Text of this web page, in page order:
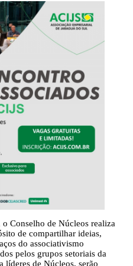
Conselho de Núcleos realiza
de compartilhar ideias,
do associativismo
pelos grupos setoriais da
líderes de Núcleos, serão